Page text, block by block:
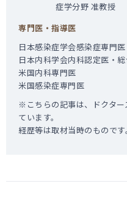
症学分野 准教授
専門医・指導医
日本感染症学会感染症専門
日本内科学会内科認定医・
米国内科専門医
米国感染症専門医
※こちらの記事は、ドクタ
ています。
経歴等は取材当時のものです。